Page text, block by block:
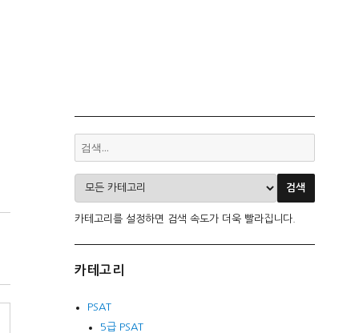
카테고리를 설정하면 검색 속도가 더욱 빨라집니다.
카테고리
PSAT
5급 PSAT